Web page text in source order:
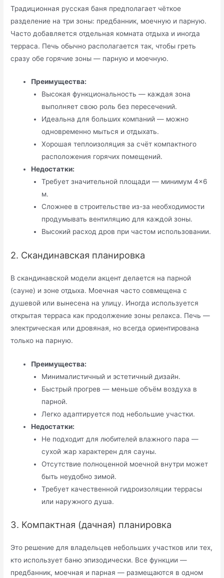
Традиционная русская баня предполагает чёткое
разделение на три зоны: предбанник, моечную и парную.
Часто добавляется отдельная комната отдыха и иногда
терраса. Печь обычно располагается так, чтобы греть
сразу обе горячие зоны — парную и моечную.
Преимущества:
Высокая функциональность — каждая зона
выполняет свою роль без пересечений.
Идеальна для больших компаний — можно
одновременно мыться и отдыхать.
Хорошая теплоизоляция за счёт компактного
расположения горячих помещений.
Недостатки:
Требует значительной площади — минимум 4×6
м.
Сложнее в строительстве из-за необходимости
продумывать вентиляцию для каждой зоны.
Высокий расход дров при частом использовании.
2. Скандинавская планировка
В скандинавской модели акцент делается на парной
(сауне) и зоне отдыха. Моечная часто совмещена с
душевой или вынесена на улицу. Иногда используется
открытая терраса как продолжение зоны релакса. Печь —
электрическая или дровяная, но всегда ориентирована
только на парную.
Преимущества:
Минималистичный и эстетичный дизайн.
Быстрый прогрев — меньше объём воздуха в
парной.
Легко адаптируется под небольшие участки.
Недостатки:
Не подходит для любителей влажного пара —
сухой жар характерен для сауны.
Отсутствие полноценной моечной внутри может
быть неудобно зимой.
Требует качественной гидроизоляции террасы
или наружного душа.
3. Компактная (дачная) планировка
Это решение для владельцев небольших участков или тех,
кто использует баню эпизодически. Все функции —
предбанник, моечная и парная — размещаются в одном